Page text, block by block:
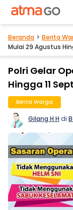
Beranda Berita
Mulai 29 Agustus
Polri Gelar
Hingga 11
Berita Warga
Gilang H H di